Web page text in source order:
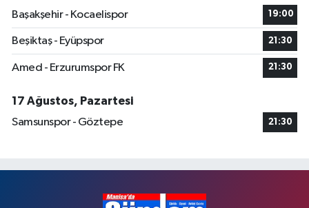
Başakşehir - Kocaelispor
19:00
Beşiktaş - Eyüpspor 21:30
Amed - Erzurumspor FK 21:30
17 Ağustos, Pazartesi
Samsunspor - Göztepe
21:30